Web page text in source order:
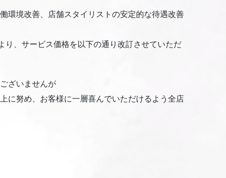
環境改善、店舗スタイリストの安定的な待遇改善
、サービス価格を以下の通り改訂させていただ
ざいませんが
に努め、お客様に一層喜んでいただけるよう全店